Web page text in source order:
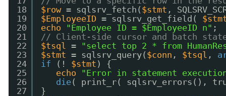
18
19
20
21
22
23
24
25
26
27
$row = sqlsrv_fetch( $stmt ,
$EmployeeID = sqlsrv_get_field(
echo
"Employee ID = $EmployeeID n"
// Client-side cursor and batch
$tsql
= "select top 2 * from
$stmt = sqlsrv_query( $conn , $tsql ,
if
(! $stmt ) {
echo
"Error in statement
die( print_r( sqlsrv_errors(),
}